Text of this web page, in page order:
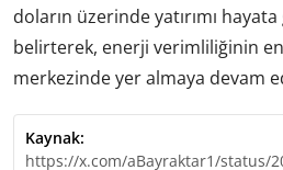
doların üzerinde yatırımı
belirterek, enerji verimliliğinin
merkezinde yer almaya devam
Kaynak:
https://x.com/aBayraktar1/status/